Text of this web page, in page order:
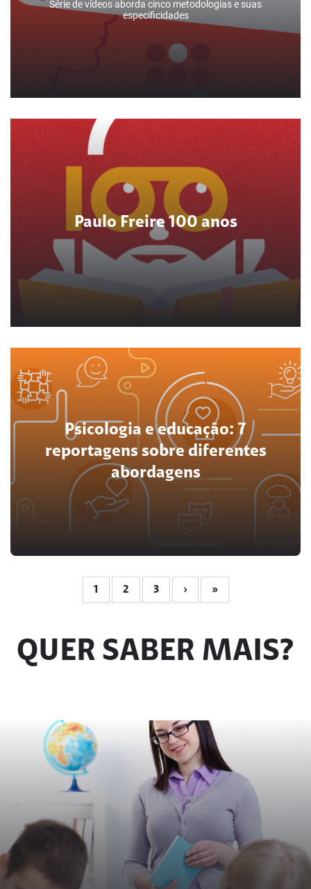
Série de vídeos aborda cinco metodologias e suas
especificidades
Especial Métodos Pedagógicos
Paulo Freire 100 anos
Paulo Freire 100 anos
Psicologia e educação: 7
reportagens sobre diferentes
abordagens
reportagens sobre diferentes
1 2 3 › »
QUER SABER MAIS?